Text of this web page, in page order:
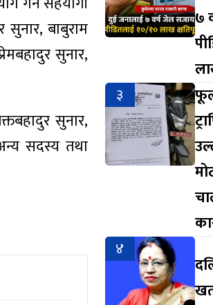
बाबुराम
सुनार,
सुनार,
सदस्य तथा
७
३
४